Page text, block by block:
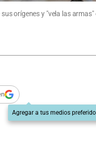
orígenes y "vela las
Agregar a tus medios